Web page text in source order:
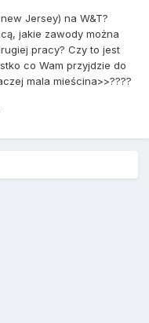
Jersey) na W&T?
jakie zawody można
pracy? Czy to jest
co Wam przyjdzie do
mala mieścina>>????